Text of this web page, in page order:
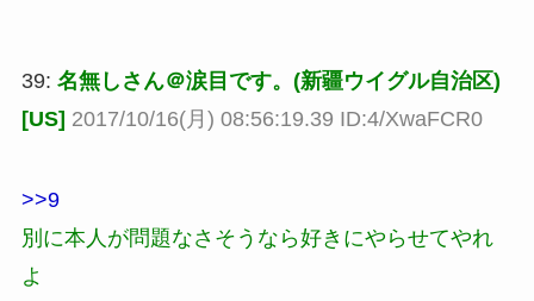
39: 名無しさん＠涙目です。(新疆ウイグル自治区)
[US] 2017/10/16(月) 08:56:19.39 ID:4/XwaFCR0
>>9
別に本人が問題なさそうなら好きにやらせてやれ
よ